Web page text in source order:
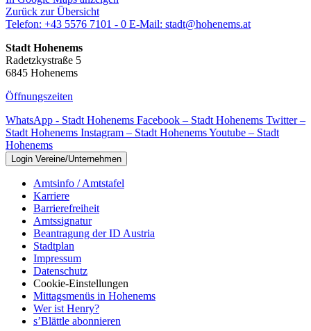
Zurück zur Übersicht
Telefon: +43 5576 7101 - 0 E-Mail: stadt@hohenems.at
Stadt Hohenems
Radetzkystraße 5
6845 Hohenems
Öffnungszeiten
WhatsApp - Stadt Hohenems Facebook – Stadt Hohenems Twitter –
Stadt Hohenems Instagram – Stadt HohenemsYoutube – Stadt
Hohenems
Login Vereine/Unternehmen
Amtsinfo / Amtstafel
Karriere
Barrierefreiheit
Amtssignatur
Beantragung der ID Austria
Stadtplan
Impressum
Datenschutz
Cookie-Einstellungen
Mittagsmenüs in Hohenems
Wer ist Henry?
s’Blättle abonnieren